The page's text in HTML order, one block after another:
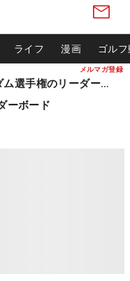
メルマガ登録
ライフ 漫画 ゴル
松山英樹ら出場 ウィンダム選手権のリーダーボード
ーボード